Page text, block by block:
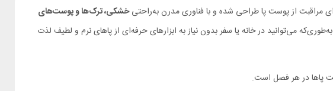
مراقبت از پوست پا طراحی شده و با فناوری مدرن به‌راحتیخشکی، ترک‌ها و پوست‌های
می‌توانید در خانه یا سفر بدون نیاز به ابزارهای حرفه‌ای از پاهای نرم و لطیف لذت
پاها در هر فصل است.